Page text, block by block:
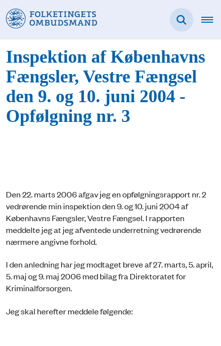
Inspektion af Københavns
Fængsler, Vestre Fængsel
den 9. og 10. juni 2004 -
Opfølgning nr. 3
Den 22. marts 2006 afgav jeg en opfølgningsrapport nr. 2
vedrørende min inspektion den 9. og 10. juni 2004 af
Københavns Fængsler, Vestre Fængsel. I rapporten
meddelte jeg at jeg afventede underretning vedrørende
nærmere angivne forhold.
I den anledning har jeg modtaget breve af 27. marts, 5. april,
5. maj og 9. maj 2006 med bilag fra Direktoratet for
Kriminalforsorgen.
Jeg skal herefter meddele følgende: